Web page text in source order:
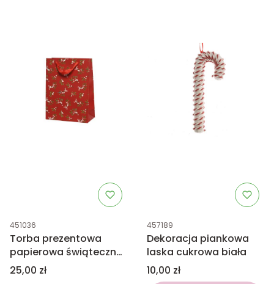
Kod produktu
451036
Torba prezentowa
papierowa świąteczna
czerwona XL
Cena
25,00 zł
Kod produktu
457189
Dekoracja piankowa
laska cukrowa biała
Cena
10,00 zł